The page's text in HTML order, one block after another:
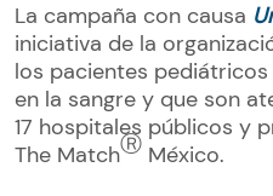
La campaña con causa
iniciativa de la
los pacientes
en la sangre y que son
17 hospitales públicos y
The MatchⓇ México.